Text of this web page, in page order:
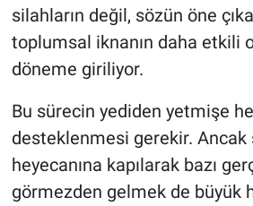
silahların değil, sözün öne
toplumsal iknanın daha etkili
döneme giriliyor.
Bu sürecin yediden yetmişe
desteklenmesi gerekir. Ancak
heyecanına kapılarak bazı
görmezden gelmek de büyük